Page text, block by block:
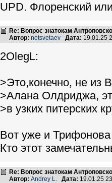
UPD. Флоренский
Re: Вопрос знатокам
Автор: netsvetaev Дата: 19.01.25
2OlegL:
>Это,конечно, не из
>Алана Олдриджа,
>в узких питерских
Вот уже и
Кто этот
Re: Вопрос знатокам
Автор: Andrey L. Дата: 19.01.25